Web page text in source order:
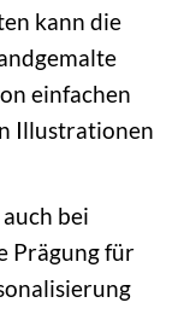
kann die
einfachen
Illustrationen
bei
Prägung für